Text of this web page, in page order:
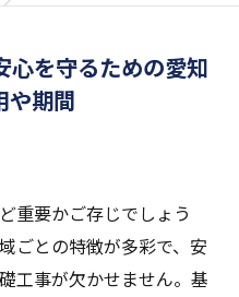
心を守るための愛知
や期間
重要かご存じでしょう
ごとの特徴が多彩で、安
工事が欠かせません。基